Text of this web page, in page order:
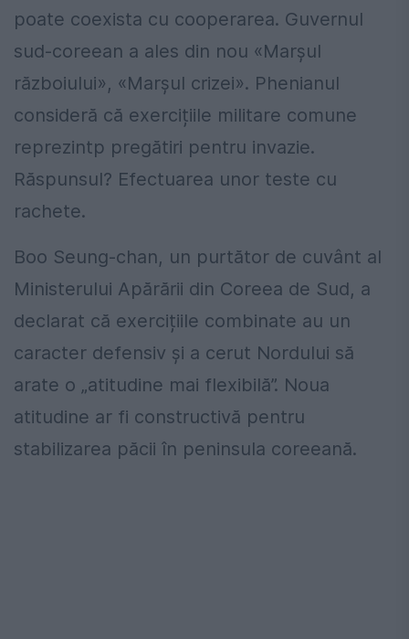
poate coexista cu cooperarea. Guvernul
sud-coreean a ales din nou «Marșul
războiului», «Marșul crizei». Phenianul
consideră că exercițiile militare comune
reprezintp pregătiri pentru invazie.
Răspunsul? Efectuarea unor teste cu
rachete.
Boo Seung-chan, un purtător de cuvânt al
Ministerului Apărării din Coreea de Sud, a
declarat că exercițiile combinate au un
caracter defensiv și a cerut Nordului să
arate o „atitudine mai flexibilă”. Noua
atitudine ar fi constructivă pentru
stabilizarea păcii în peninsula coreeană.